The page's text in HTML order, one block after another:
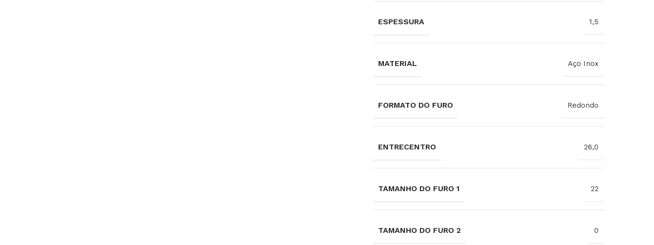
ESPESSURA 1,5
MATERIAL Aço Inox
FORMATO DO FURO Redondo
ENTRECENTRO 26,0
TAMANHO DO FURO 1 22
TAMANHO DO FURO 2 0